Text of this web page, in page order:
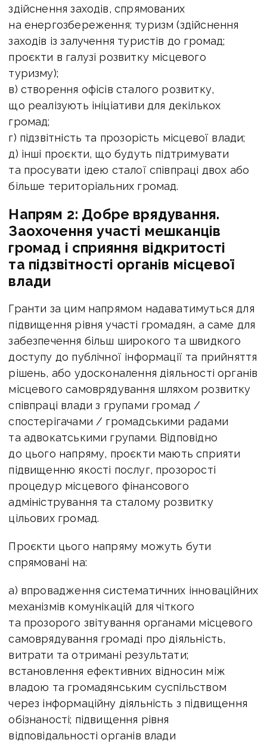
здійснення заходів, спрямованих
на енергозбереження; туризм (здійснення
заходів із залучення туристів до громад;
проєкти в галузі розвитку місцевого
туризму);
в) створення офісів сталого розвитку,
що реалізують ініціативи для декількох
громад;
г) підзвітність та прозорість місцевої влади;
д) інші проєкти, що будуть підтримувати
та просувати ідею сталої співпраці двох або
більше територіальних громад.
Напрям 2: Добре врядування.
Заохочення участі мешканців
громад і сприяння відкритості
та підзвітності органів місцевої
влади
Гранти за цим напрямом надаватимуться для
підвищення рівня участі громадян, а саме для
забезпечення більш широкого та швидкого
доступу до публічної інформації та прийняття
рішень, або удосконалення діяльності органів
місцевого самоврядування шляхом розвитку
співпраці влади з групами громад /
спостерігачами / громадськими радами
та адвокатськими групами. Відповідно
до цього напряму, проєкти мають сприяти
підвищенню якості послуг, прозорості
процедур місцевого фінансового
адміністрування та сталому розвитку
цільових громад.
Проєкти цього напряму можуть бути
спрямовані на:
а) впровадження систематичних інноваційних
механізмів комунікацій для чіткого
та прозорого звітування органами місцевого
самоврядування громаді про діяльність,
витрати та отримані результати;
встановлення ефективних відносин між
владою та громадянським суспільством
через інформаційну діяльність з підвищення
обізнаності; підвищення рівня
відповідальності органів влади